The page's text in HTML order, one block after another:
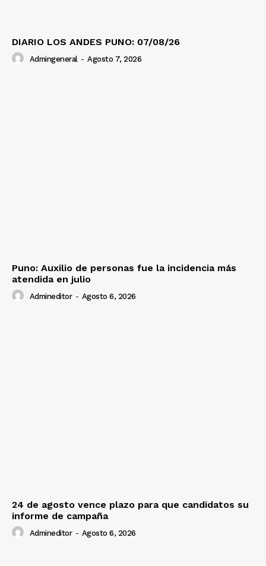
DIARIO LOS ANDES PUNO: 07/08/26
Admingeneral - Agosto 7, 2026
Puno: Auxilio de personas fue la incidencia más
atendida en julio
Admineditor - Agosto 6, 2026
24 de agosto vence plazo para que candidatos su
informe de campaña
Admineditor - Agosto 6, 2026